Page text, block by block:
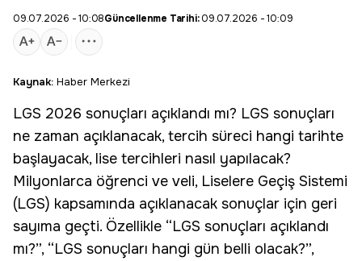
09.07.2026 - 10:08Güncellenme Tarihi:09.07.2026 - 10:09
Kaynak: Haber Merkezi
LGS 2026 sonuçları açıklandı mı? LGS sonuçları
ne zaman açıklanacak, tercih süreci hangi tarihte
başlayacak, lise tercihleri nasıl yapılacak?
Milyonlarca öğrenci ve veli, Liselere Geçiş Sistemi
(LGS) kapsamında açıklanacak sonuçlar için geri
sayıma geçti. Özellikle “LGS sonuçları açıklandı
mı?”, “LGS sonuçları hangi gün belli olacak?”,